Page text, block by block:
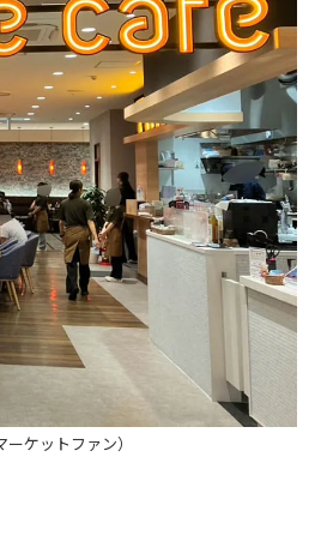
ケットファン）